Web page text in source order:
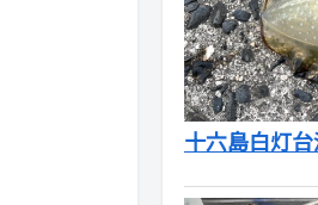
十六島白灯